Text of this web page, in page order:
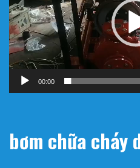
00:00
bơm chữa cháy